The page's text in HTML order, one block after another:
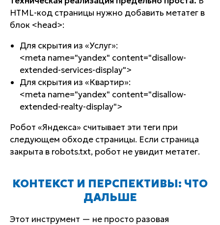
HTML-код страницы нужно добавить метатег в
блок <head>:
Для скрытия из «Услуг»:
<meta name="yandex" content="disallow-
extended-services-display">
Для скрытия из «Квартир»:
<meta name="yandex" content="disallow-
extended-realty-display">
Робот «Яндекса» считывает эти теги при
следующем обходе страницы. Если страница
закрыта в robots.txt, робот не увидит метатег.
КОНТЕКСТ И ПЕРСПЕКТИВЫ: ЧТО
ДАЛЬШЕ
Этот инструмент — не просто разовая